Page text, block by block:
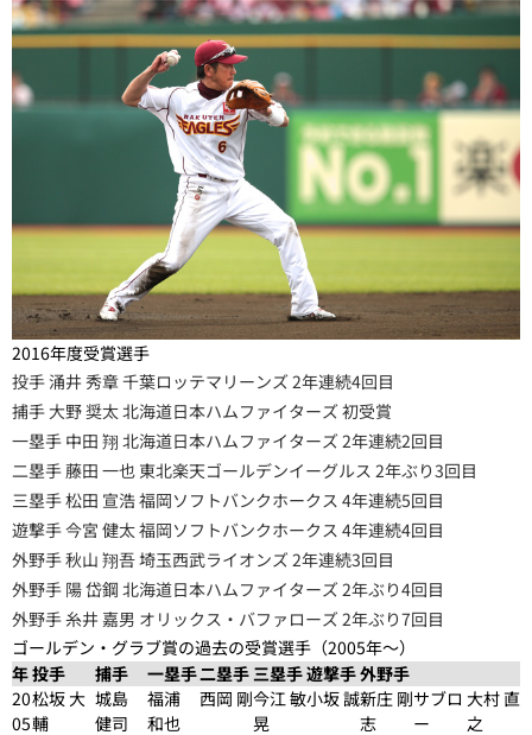
2016年度受賞選手
投手 涌井 秀章 千葉ロッテマリーンズ 2年連続4回目
捕手 大野 奨太 北海道日本ハムファイターズ 初受賞
一塁手 中田 翔 北海道日本ハムファイターズ 2年連続2回目
二塁手 藤田 一也 東北楽天ゴールデンイーグルス 2年ぶり3回目
三塁手 松田 宣浩 福岡ソフトバンクホークス 4年連続5回目
遊撃手 今宮 健太 福岡ソフトバンクホークス 4年連続4回目
外野手 秋山 翔吾 埼玉西武ライオンズ 2年連続3回目
外野手 陽 岱鋼 北海道日本ハムファイターズ 2年ぶり4回目
外野手 糸井 嘉男 オリックス・バファローズ 2年ぶり7回目
ゴールデン・グラブ賞の過去の受賞選手（2005年～）
年投手 捕手 一塁手二塁手 三塁手遊撃手外野手
20
05
松坂 大
輔
城島
健司
福浦
和也
西岡 剛今江 敏
晃
小坂 誠新庄 剛
志
サブロ
ー
大村 直
之